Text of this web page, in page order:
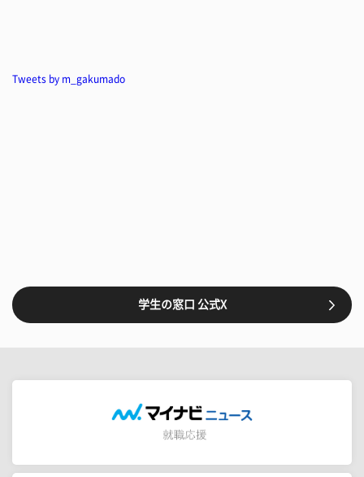
Tweets by m_gakumado
学生の窓口 公式X